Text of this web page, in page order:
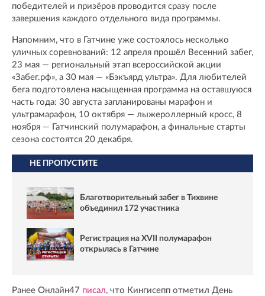
победителей и призёров проводится сразу после
завершения каждого отдельного вида программы.
Напомним, что в Гатчине уже состоялось несколько
уличных соревнований: 12 апреля прошёл Весенний забег,
23 мая — региональный этап всероссийской акции
«Забег.рф», а 30 мая — «Бэкъярд ультра». Для любителей
бега подготовлена насыщенная программа на оставшуюся
часть года: 30 августа запланированы марафон и
ультрамарафон, 10 октября — лыжероллерный кросс, 8
ноября — Гатчинский полумарафон, а финальные старты
сезона состоятся 20 декабря.
НЕ ПРОПУСТИТЕ
Благотворительный забег в Тихвине
объединил 172 участника
Регистрация на XVII полумарафон
открылась в Гатчине
Ранее Онлайн47 писал, что Кингисепп отметил День